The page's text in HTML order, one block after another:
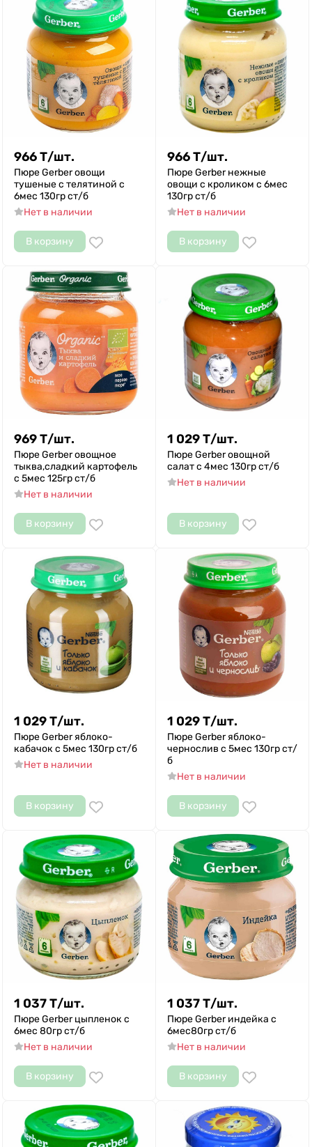
966Т/шт.
Пюре Gerber овощи
тушеные с телятиной с
6мес 130гр ст/б
Нет в наличии
В корзину
966Т/шт.
Пюре Gerber нежные
овощи с кроликом с 6мес
130гр ст/б
Нет в наличии
В корзину
969Т/шт.
Пюре Gerber овощное
тыква,сладкий картофель
с 5мес 125гр ст/б
Нет в наличии
В корзину
1 029Т/шт.
Пюре Gerber овощной
салат с 4мес 130гр ст/б
Нет в наличии
В корзину
1 029Т/шт.
Пюре Gerber яблоко-
кабачок с 5мес 130гр ст/б
Нет в наличии
В корзину
1 029Т/шт.
Пюре Gerber яблоко-
чернослив с 5мес 130гр ст/
б
Нет в наличии
В корзину
1 037Т/шт.
Пюре Gerber цыпленок с
6мес 80гр ст/б
Нет в наличии
В корзину
1 037Т/шт.
Пюре Gerber индейка с
6мес80гр ст/б
Нет в наличии
В корзину